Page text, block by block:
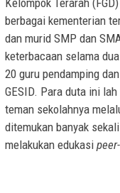
berbagai kementerian
dan murid SMP dan
keterbacaan selama
20 guru pendamping
GESID. Para duta ini
teman sekolahnya
ditemukan banyak
melakukan edukasi